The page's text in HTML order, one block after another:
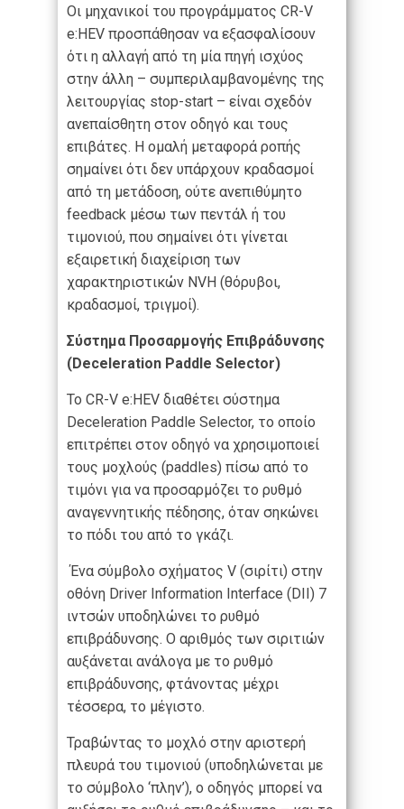
Οι μηχανικοί του προγράμματος CR-V
e:HEV προσπάθησαν να εξασφαλίσουν
ότι η αλλαγή από τη μία πηγή ισχύος
στην άλλη – συμπεριλαμβανομένης της
λειτουργίας stop-start – είναι σχεδόν
ανεπαίσθητη στον οδηγό και τους
επιβάτες. Η ομαλή μεταφορά ροπής
σημαίνει ότι δεν υπάρχουν κραδασμοί
από τη μετάδοση, ούτε ανεπιθύμητο
feedback μέσω των πεντάλ ή του
τιμονιού, που σημαίνει ότι γίνεται
εξαιρετική διαχείριση των
χαρακτηριστικών NVH (θόρυβοι,
κραδασμοί, τριγμοί).
Σύστημα Προσαρμογής Επιβράδυνσης
(Deceleration Paddle Selector)
Το CR-V e:HEV διαθέτει σύστημα
Deceleration Paddle Selector, το οποίο
επιτρέπει στον οδηγό να χρησιμοποιεί
τους μοχλούς (paddles) πίσω από το
τιμόνι για να προσαρμόζει το ρυθμό
αναγεννητικής πέδησης, όταν σηκώνει
το πόδι του από το γκάζι.
Ένα σύμβολο σχήματος V (σιρίτι) στην
οθόνη Driver Information Interface (DII) 7
ιντσών υποδηλώνει το ρυθμό
επιβράδυνσης. Ο αριθμός των σιριτιών
αυξάνεται ανάλογα με το ρυθμό
επιβράδυνσης, φτάνοντας μέχρι
τέσσερα, το μέγιστο.
Τραβώντας το μοχλό στην αριστερή
πλευρά του τιμονιού (υποδηλώνεται με
το σύμβολο ‘πλην’), ο οδηγός μπορεί να